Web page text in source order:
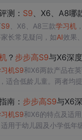
测： S9、X6、A8哪
S9 、X6、A8三款学习机
长常见疑问，如AI效果
？ 步步高S9与X6深
机S9和X6两款产品在英
适合低龄儿童。两者均
南： 步步高S9与X6
机S9和X6的特点及适用
用于幼儿园及小学低年